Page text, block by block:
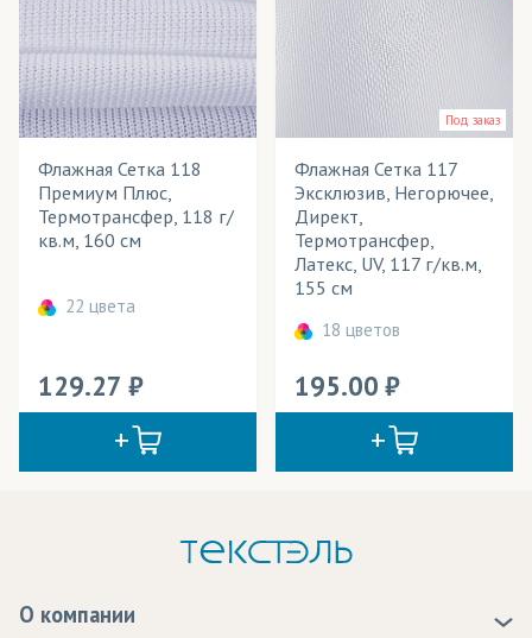
Флажная Сетка 118
Премиум Плюс,
Термотрансфер, 118 г/
кв.м, 160 см
22 цвета
129.27
Под заказ
Флажная Сетка 117
Эксклюзив, Негорючее,
Директ,
Термотрансфер,
Латекс, UV, 117 г/кв.м,
155 см
18 цветов
195.00
О компании